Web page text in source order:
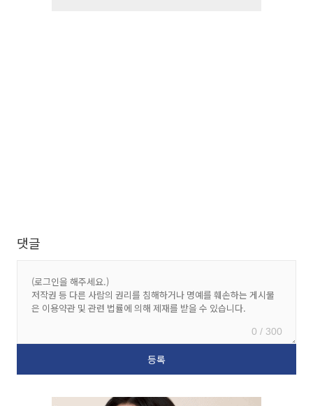
댓글
0 / 300